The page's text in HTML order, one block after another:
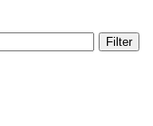
Filter